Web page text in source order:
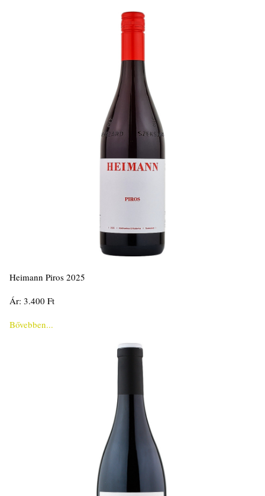
Heimann Piros 2025
Ár: 3.400 Ft
Bővebben...